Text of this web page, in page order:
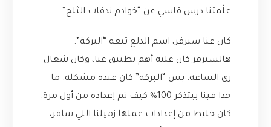
علّمتنا درس قاسي عن “خوادم ندفات الثلج”.
كان عنا سيرفر، اسم الدلع تبعه “البركة”.
هالسيرفر كان عليه أهم تطبيق عنا، وكان شغال
زي الساعة. بس “البركة” كان عنده مشكلة: ما
حدا فينا بيتذكر 100% كيف تم إعداده من أول مرة.
كان خليط من إعدادات عملها زميلنا اللي سافر،